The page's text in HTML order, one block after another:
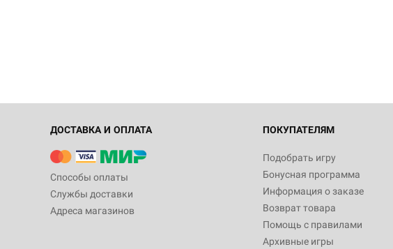
ДОСТАВКА И ОПЛАТА
Способы оплаты
Службы доставки
Адреса магазинов
ПОКУПАТЕЛЯМ
Подобрать игру
Бонусная программа
Информация о заказе
Возврат товара
Помощь с правилами
Архивные игры